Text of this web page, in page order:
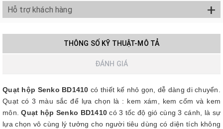
Hỗ trợ khách hàng +
THÔNG SỐ KỸ THUẬT-MÔ TẢ
ĐÁNH GIÁ
Quạt hộp Senko BD1410 có thiết kế nhỏ gọn, dễ dàng di chuyển.
Quạt có 3 màu sắc để lựa chọn là : kem xám, kem cốm và kem
môn.Quạt hộp Senko BD1410 có 3 tốc độ gió cùng 3 cánh, là sự
lựa chọn vô cùng lý tưởng cho người tiêu dùng có diện tích không